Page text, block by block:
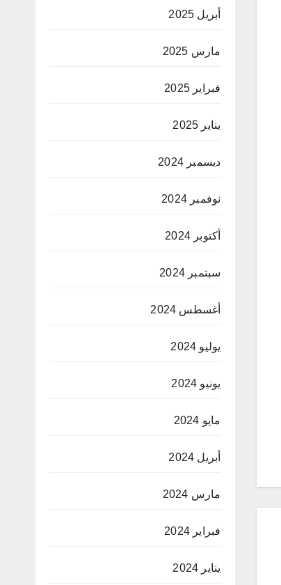
أبريل 2025
مارس 2025
فبراير 2025
يناير 2025
ديسمبر 2024
نوفمبر 2024
أكتوبر 2024
سبتمبر 2024
أغسطس 2024
يوليو 2024
يونيو 2024
مايو 2024
أبريل 2024
مارس 2024
فبراير 2024
يناير 2024